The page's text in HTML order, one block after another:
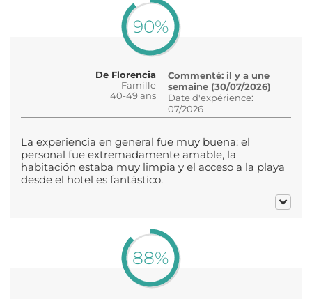
90%
De Florencia
Famille
40-49 ans
Commenté: il y a une
semaine (30/07/2026)
Date d'expérience:
07/2026
La experiencia en general fue muy buena: el
personal fue extremadamente amable, la
habitación estaba muy limpia y el acceso a la playa
desde el hotel es fantástico.
88%